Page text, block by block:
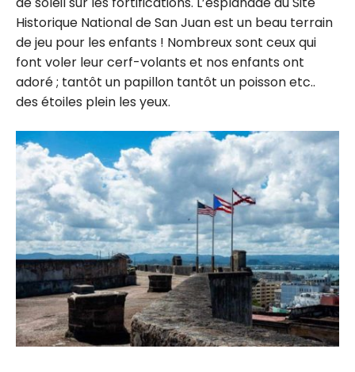
Historique National de San Juan est un beau terrain
de jeu pour les enfants ! Nombreux sont ceux qui
font voler leur cerf-volants et nos enfants ont
adoré ; tantôt un papillon tantôt un poisson etc..
des étoiles plein les yeux.